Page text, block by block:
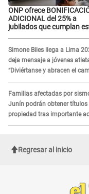
ONP ofrece
ADICIONAL del 25% a
jubilados que cumplan
Simone Biles llega a Lima
deja mensaje a jóvenes
“Diviértanse y abracen el
Familias afectadas por
Junín podrán obtener títulos
propiedad tras importante
de Cofopri
Regresar al inicio